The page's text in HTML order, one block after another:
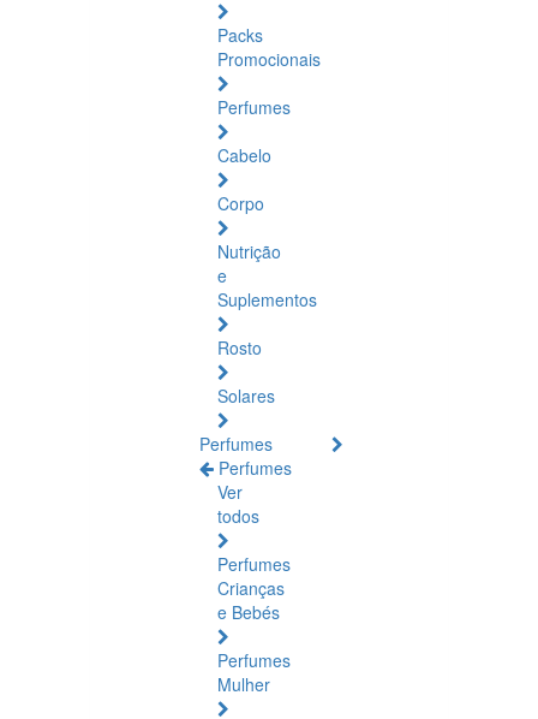
Packs
Promocionais
Perfumes
Cabelo
Corpo
Nutrição
e
Suplementos
Rosto
Solares
Perfumes
Perfumes
Ver
todos
Perfumes
Crianças
e Bebés
Perfumes
Mulher